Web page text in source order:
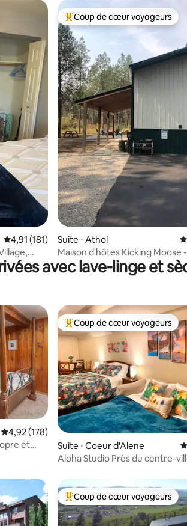
: 4,97 sur 5
appréciés
Évaluation moyenne sur la base de 181
4,91 (181)
Coups de cœur voyageurs les
Coup de cœur voyageurs
Suite ⋅ Athol
Maison d'hôtes Kicking Moose
chambre avec loft
avec lave-linge et
: 4,94 sur 5
appréciés
Évaluation moyenne sur la base de 178
4,92 (178)
et
Coups de cœur voyageurs les
Coup de cœur voyageurs
Suite ⋅ Coeur d'Alene
Aloha Studio Près du centre-
appréciés Coups de cœur voyageurs les
Coup de cœur voyageurs